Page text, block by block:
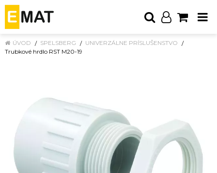
ÚVOD SPELSBERG
UNIVERZÁLNE PRÍSLUŠENSTVO
Trubkové hrdlo RST M20-19